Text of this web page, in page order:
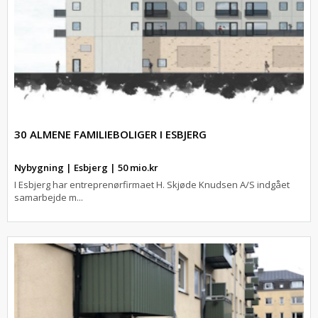
30 ALMENE FAMILIEBOLIGER I ESBJERG
Nybygning | Esbjerg | 50 mio.kr
I Esbjerg har entreprenørfirmaet H. Skjøde Knudsen A/S indgået
samarbejde m...